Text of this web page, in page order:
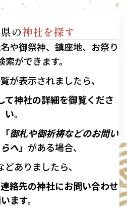
の神社を探す
や御祭神、鎮座地、お祭り
ができます。
が表示されましたら、
て神社の詳細を御覧くださ
い。
「御札や御祈祷などのお問い
へ」 がある場合、
ありましたら、
連絡先の神社にお問い合わせ
ます。